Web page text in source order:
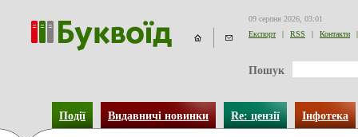
09 серпня 2026, 03:01
Експорт
| RSS | Контакти |
Пошук
Події Видавничі новинки Re: цензії Інфотека